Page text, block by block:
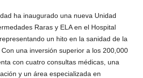
ha inaugurado una nueva Unidad
Raras y ELA en el Hospital
un hito en la sanidad de la
una inversión superior a los 200,000
con cuatro consultas médicas, una
y un área especializada en